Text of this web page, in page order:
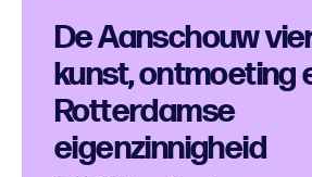
De Aanschouw
kunst, ontmoeting
Rotterdamse
eigenzinnigheid